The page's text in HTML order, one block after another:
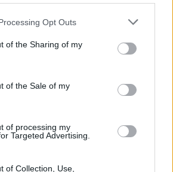
Opt Outs
of the Sharing of my
of the Sale of my
of processing my
Targeted Advertising.
of Collection, Use,
ΣΉΜΕΡΑ
Πώς στήθηκε η αεροπορική γέφυρα
σωτηρίας
πολίτες στη μεγάλη φωτιά της
ΣΉΜΕΡΑ
Συγκλονιστικά πλάνα και εικόνες
31 Ιουλίου στον Αγιο Βασίλειο, στον